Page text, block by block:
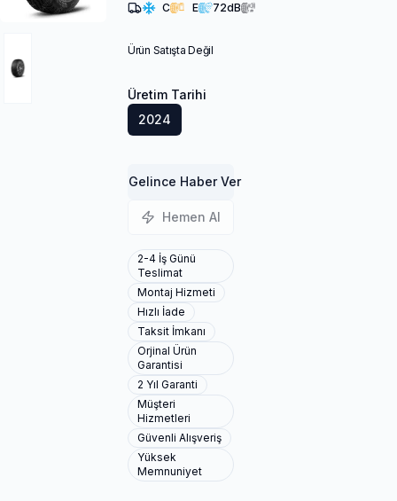
C E 72dB
Ürün Satışta Değil
Üretim Tarihi
2024
Gelince Haber Ver
Hemen Al
2-4 İş Günü
Teslimat
Montaj Hizmeti
Hızlı İade
Taksit İmkanı
Orjinal Ürün
Garantisi
2 Yıl Garanti
Müşteri
Hizmetleri
Güvenli Alışveriş
Yüksek
Memnuniyet